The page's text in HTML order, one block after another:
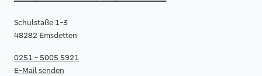
Schulstaße 1-3
48282 Emsdetten
0251 - 5005 5921
E-Mail senden